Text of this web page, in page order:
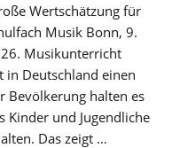
Wertschätzung für
Musik Bonn, 9.
Musikunterricht
in Deutschland einen
Bevölkerung halten es
Kinder und Jugendliche
Das zeigt …